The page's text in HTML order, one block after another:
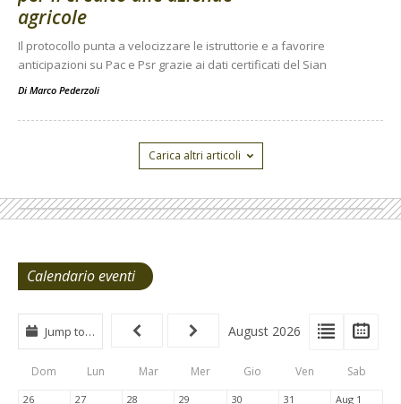
agricole
Il protocollo punta a velocizzare le istruttorie e a favorire
anticipazioni su Pac e Psr grazie ai dati certificati del Sian
Di Marco Pederzoli
Carica altri articoli
Calendario eventi
View
Type
Tabs
View
List
Jump to… August 2026
Dom Lun Mar Mer Gio Ven Sab
26 27 28 29 30 31 Aug 1